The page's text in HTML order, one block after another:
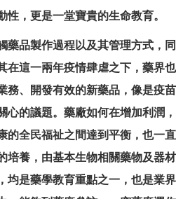
，更是一堂寶貴的生命教育。
品製作過程以及其管理方式，同
在這一兩年疫情肆虐之下，藥界也
務、開發有效的新藥品，像是疫苗
心的議題。藥廠如何在增加利潤，
的全民福祉之間達到平衡，也一直
培養，由基本生物相關藥物及器材
均是藥學教育重點之一，也是業界